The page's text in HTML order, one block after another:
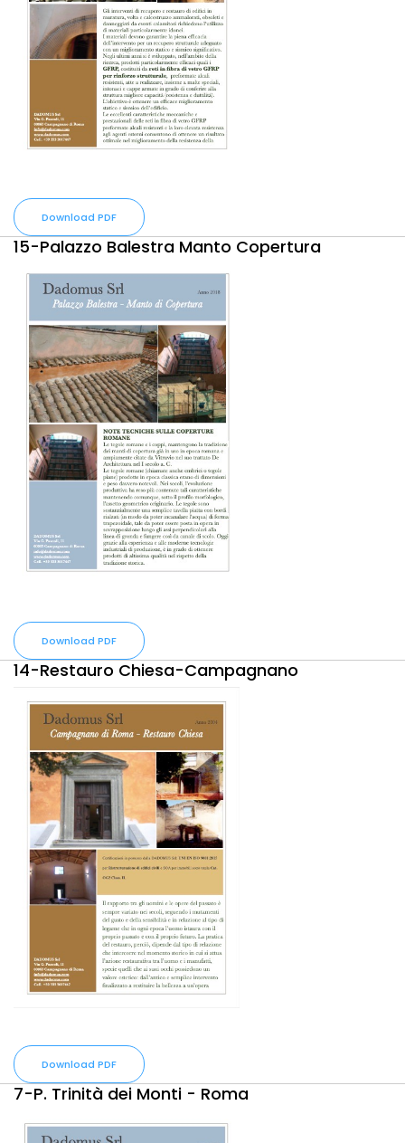
Download PDF
15-Palazzo Balestra Manto Copertura
Download PDF
14-Restauro Chiesa-Campagnano
Download PDF
7-P. Trinità dei Monti - Roma